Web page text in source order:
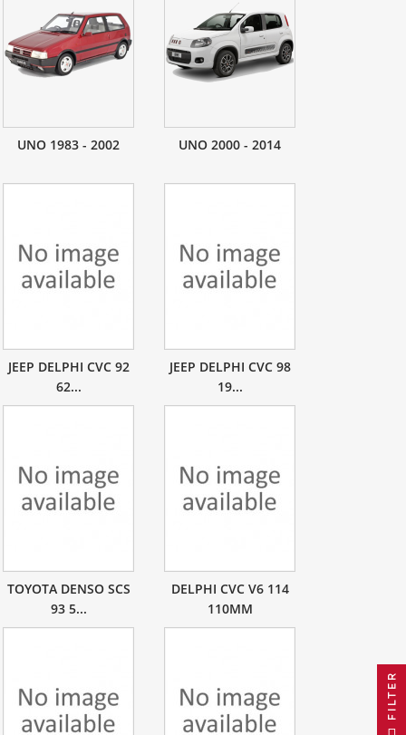
UNO 1983 - 2002 UNO 2000 - 2014
JEEP DELPHI CVC 92
62...
JEEP DELPHI CVC 98
19...
TOYOTA DENSO SCS
93 5...
DELPHI CVC V6 114
110MM
FILTER